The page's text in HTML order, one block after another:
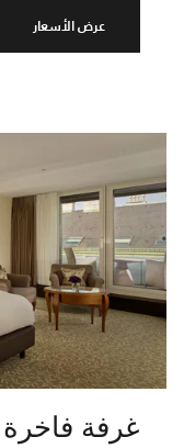
عرض الأسعار